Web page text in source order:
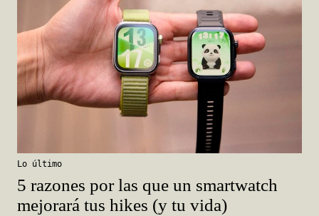
Lo último
5 razones por las que un smartwatch
mejorará tus hikes (y tu vida)